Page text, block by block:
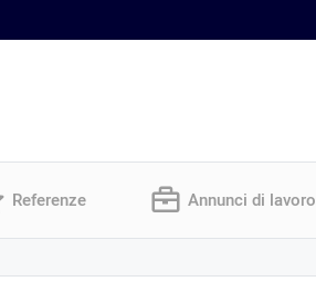
Referenze Annunci di lavoro